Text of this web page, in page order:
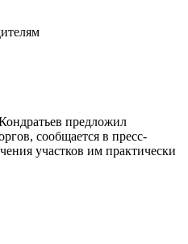
предложил
сообщается в пресс-
участков им практически